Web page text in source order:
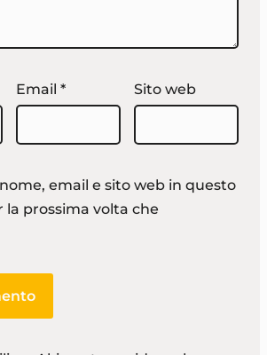
Email * Sito web
email e sito web in questo
la prossima volta che